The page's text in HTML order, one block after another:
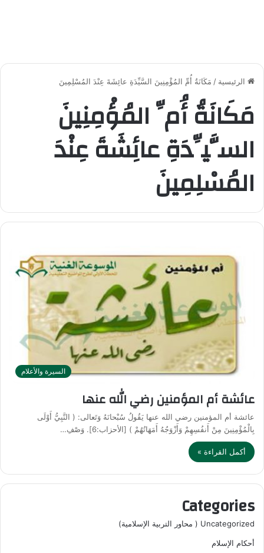
الرئيسية / مَكَانَةُ أُمِّ المُؤْمِنِينَ السَّيِّدَةِ عائِشَةَ عِنْدَ المُسْلِمِينَ
مَكَانَةُ أُمِّ المُؤْمِنِينَ
السَّيِّدَةِ عائِشَةَ عِنْدَ
المُسْلِمِينَ
السيرة والأعلام
عائشة أم المؤمنين رضي الله عنها
عائشة أم المؤمنين رضي الله عنها يَقُولُ سُبْحانَهُ وَتَعالى: ( النَّبِيُّ أَوْلَى
بِالْمُؤْمِنِينَ مِنْ أَنفُسِهِمْ وَأَزْوَجُهُ أَمَهَاتُهُمْ ) [الأحزاب:6]. وَصْفِ…
أكمل القراءة »
Categories
Uncategorized ( محاور التربية الإسلامية)
أحكام الإسلام